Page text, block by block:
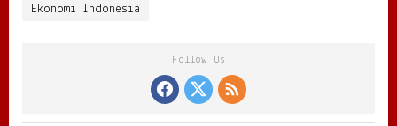
Ekonomi Indonesia
Follow Us